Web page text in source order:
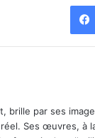
brille par ses
Ses œuvres, à